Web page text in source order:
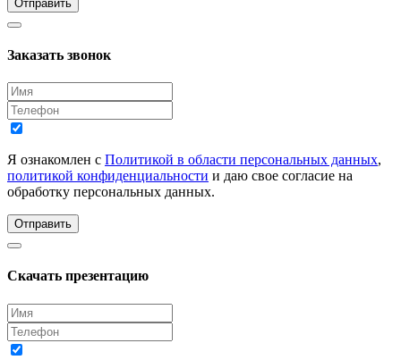
Отправить
Заказать звонок
Я ознакомлен с Политикой в области персональных данных,
политикой конфиденциальности и даю свое согласие на
обработку персональных данных.
Отправить
Скачать презентацию